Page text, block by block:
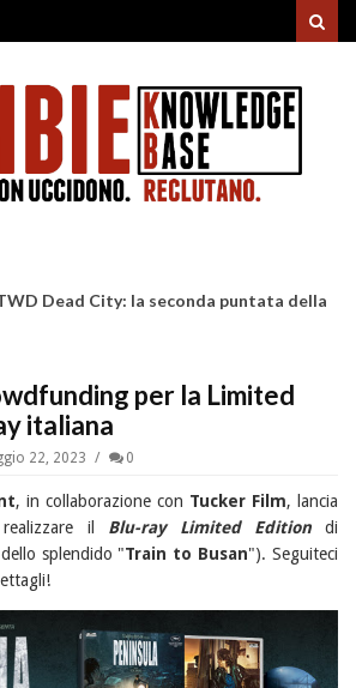
Dead City: la seconda puntata della
per la Limited
italiana
22, 2023 0
, in collaborazione con Tucker Film, lancia
il Blu-ray Limited Editiondi
splendido "Train to Busan"). Seguiteci